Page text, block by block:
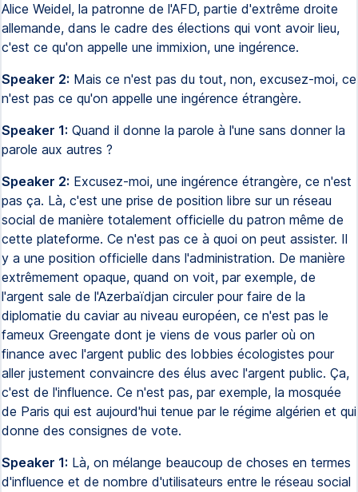
Alice Weidel, la patronne de l'AFD, partie d'extrême droite
allemande, dans le cadre des élections qui vont avoir lieu,
c'est ce qu'on appelle une immixion, une ingérence.
Speaker 2: Mais ce n'est pas du tout, non, excusez-moi, ce
n'est pas ce qu'on appelle une ingérence étrangère.
Speaker 1: Quand il donne la parole à l'une sans donner la
parole aux autres ?
Speaker 2: Excusez-moi, une ingérence étrangère, ce n'est
pas ça. Là, c'est une prise de position libre sur un réseau
social de manière totalement officielle du patron même de
cette plateforme. Ce n'est pas ce à quoi on peut assister. Il
y a une position officielle dans l'administration. De manière
extrêmement opaque, quand on voit, par exemple, de
l'argent sale de l'Azerbaïdjan circuler pour faire de la
diplomatie du caviar au niveau européen, ce n'est pas le
fameux Greengate dont je viens de vous parler où on
finance avec l'argent public des lobbies écologistes pour
aller justement convaincre des élus avec l'argent public. Ça,
c'est de l'influence. Ce n'est pas, par exemple, la mosquée
de Paris qui est aujourd'hui tenue par le régime algérien et qui
donne des consignes de vote.
Speaker 1: Là, on mélange beaucoup de choses en termes
d'influence et de nombre d'utilisateurs entre le réseau social